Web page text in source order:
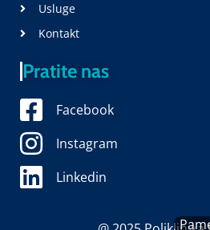
Usluge
Kontakt
Pratite nas
Facebook
Instagram
Linkedin